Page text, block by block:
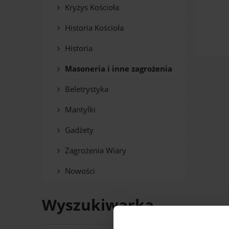
Kryzys Kościoła
Historia Kościoła
Historia
Masoneria i inne zagrożenia
Beletrystyka
Mantylki
Gadżety
Zagrożenia Wiary
Nowości
Wyszukiwarka